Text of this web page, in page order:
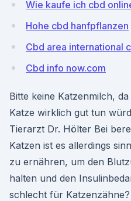
Wie kaufe ich cbd
Hohe cbd hanfpflanzen
Cbd area international
Cbd info now.com
Bitte keine Katzenmilch,
Katze wirklich gut tun
Tierarzt Dr. Hölter Bei
Katzen ist es allerdings
zu ernähren, um den
halten und den
schlecht für